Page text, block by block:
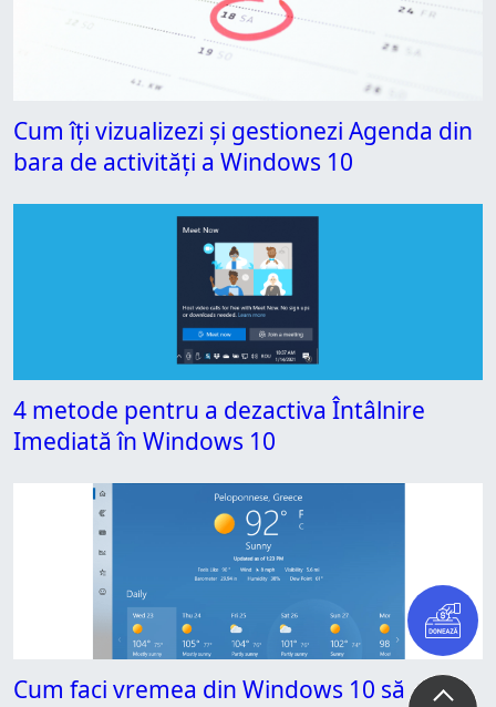
Cum îți vizualizezi și gestionezi Agenda din
bara de activități a Windows 10
4 metode pentru a dezactiva Întâlnire
Imediată în Windows 10
Cum faci vremea din Windows 10 să